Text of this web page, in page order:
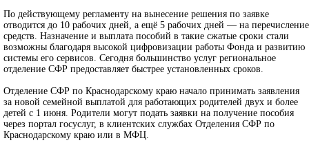
По действующему регламенту на вынесение решения по заявке
отводится до 10 рабочих дней, а ещё 5 рабочих дней — на перечисление
средств. Назначение и выплата пособий в такие сжатые сроки стали
возможны благодаря высокой цифровизации работы Фонда и развитию
системы его сервисов. Сегодня большинство услуг региональное
отделение СФР предоставляет быстрее установленных сроков.
Отделение СФР по Краснодарскому краю начало принимать заявления
за новой семейной выплатой для работающих родителей двух и более
детей с 1 июня. Родители могут подать заявки на получение пособия
через портал госуслуг, в клиентских службах Отделения СФР по
Краснодарскому краю или в МФЦ.